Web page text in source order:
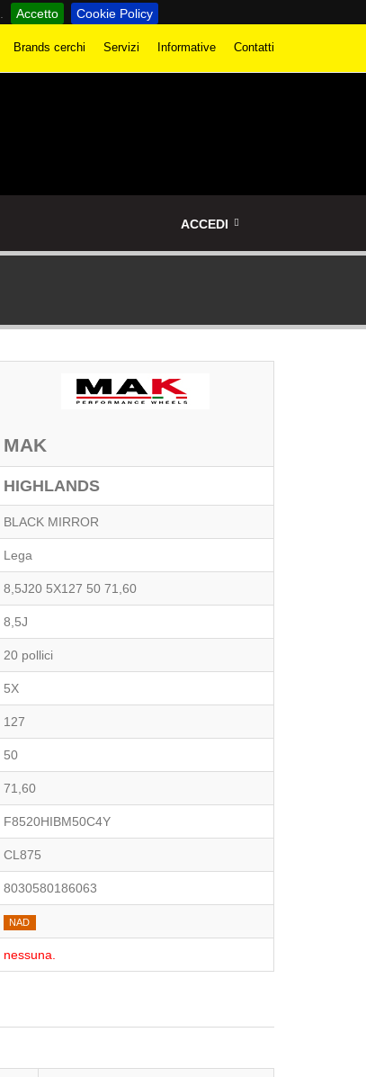
Accetto Cookie Policy
Brands cerchi Servizi Informative Contatti
ACCEDI
MAK
HIGHLANDS
BLACK MIRROR
Lega
8,5J20 5X127 50 71,60
8,5J
20 pollici
5X
127
50
71,60
F8520HIBM50C4Y
CL875
8030580186063
NAD
nessuna.